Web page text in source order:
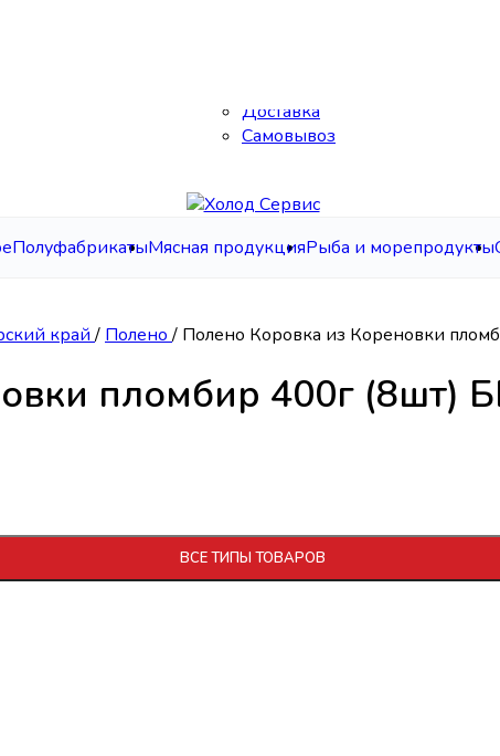
Доставка
Самовывоз
ПолуфабрикатыМясная продукцияРыба и морепродукты
край/ Полено/ Полено Коровка из Кореновки
пломбир 400г (8шт)
400г (8шт) БЕЗ ЗМЖ
ВСЕ ТИПЫ ТОВАРОВ